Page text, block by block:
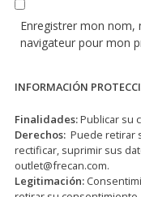
Enregistrer mon nom,
navigateur pour mon
INFORMACIÓN
Finalidades:Publicar su
Derechos: Puede retirar
rectificar, suprimir sus
outlet@frecan.com.
Legitimación: